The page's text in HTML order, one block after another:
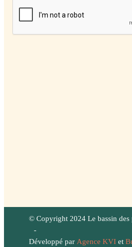
© Copyright 2024 Le bassin des
-
Développé par Agence KVIet